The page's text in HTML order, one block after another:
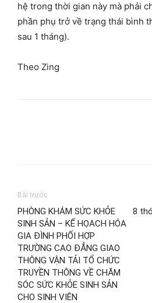
hệ trong thời gian này mà phải
phần phụ trở về trạng thái bình
sau 1 tháng).
Theo Zing
Bài trước
PHÒNG KHÁM SỨC KHỎE
SINH SẢN – KẾ HỌACH HÓA
GIA ĐÌNH PHỐI HỢP
TRƯỜNG CAO ĐẲNG GIAO
THÔNG VẬN TẢI TỔ CHỨC
TRUYỀN THÔNG VỀ CHĂM
SÓC SỨC KHỎE SINH SẢN
CHO SINH VIÊN
8